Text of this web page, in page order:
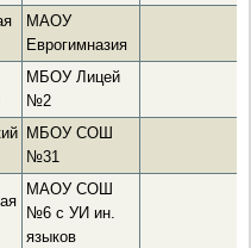
МАОУ
Еврогимназия
МБОУ Лицей
№2
МБОУ СОШ
№31
МАОУ СОШ
№6 с УИ ин.
языков